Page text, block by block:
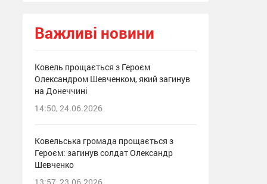
Важливі новини
Ковель прощається з Героєм
Олександром Шевченком, який загинув
на Донеччині
14:50, 24.06.2026
Ковельська громада прощається з
Героєм: загинув солдат Олександр
Шевченко